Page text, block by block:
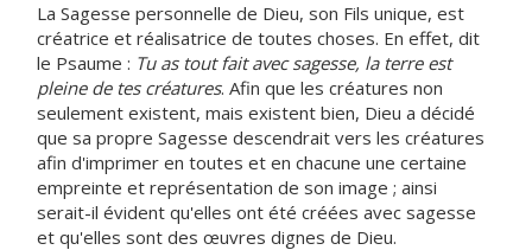
La Sagesse personnelle de Dieu, son Fils unique, est
créatrice et réalisatrice de toutes choses. En effet, dit
le Psaume : Tu as tout fait avec sagesse, la terre est
pleine de tes créatures. Afin que les créatures non
seulement existent, mais existent bien, Dieu a décidé
que sa propre Sagesse descendrait vers les créatures
afin d'imprimer en toutes et en chacune une certaine
empreinte et représentation de son image ; ainsi
serait-il évident qu'elles ont été créées avec sagesse
et qu'elles sont des œuvres dignes de Dieu.